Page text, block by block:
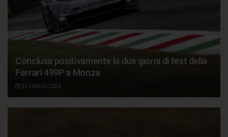
Conclusa positivamente la due giorni di test della
Ferrari 499P a Monza
31 LUGLIO 2026